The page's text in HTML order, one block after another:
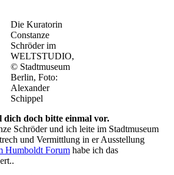
Die Kuratorin
Constanze
Schröder im
WELTSTUDIO,
© Stadtmuseum
Berlin, Foto:
Alexander
Schippel
dich doch bitte einmal vor.
Schröder und ich leite im Stadtmuseum
und Vermittlung in er Ausstellung
Forum habe ich das